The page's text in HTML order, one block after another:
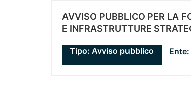
AVVISO PUBBLICO PER LA
E INFRASTRUTTURE
Tipo: Avviso pubblico